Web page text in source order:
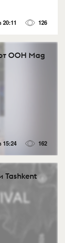
20:11 126
OOH Mag
15:24 162
Tashkent